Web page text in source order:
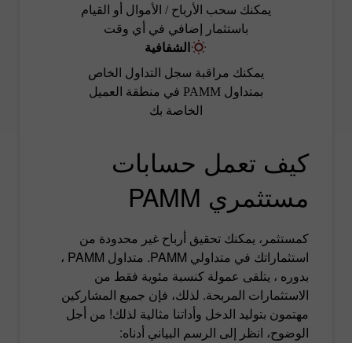
يمكنك سحب الأرباح / الأموال أو القيام
باستثمار إضافي في أي وقت
الشفافية
يمكنك مراقبة سجل التداول الخاص
بمتداول PAMM في منطقة العميل
الخاصة بك
كيف تعمل حسابات
مستثمري PAMM
كمستثمر، يمكنك تحقيق أرباح غير محدودة من
استثماراتك في متداولي PAMM. متداول PAMM ،
بدوره ، يتلقى عمولة كنسبة مئوية فقط من
الاستثمارات المربحة. لذلك، فإن جميع المشاركين
مهتمون بتوليد الدخل وأداتنا مثالية لذلك! من أجل
الوضوح، انظر إلى الرسم البياني أدناه: